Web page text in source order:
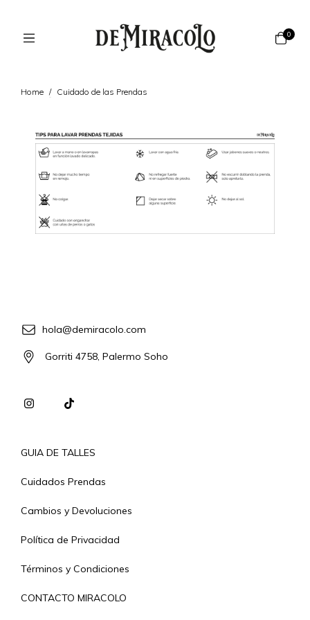
0
Home / Cuidado de las Prendas
hola@demiracolo.com
Gorriti 4758, Palermo Soho
GUIA DE TALLES
Cuidados Prendas
Cambios y Devoluciones
Política de Privacidad
Términos y Condiciones
CONTACTO MIRACOLO